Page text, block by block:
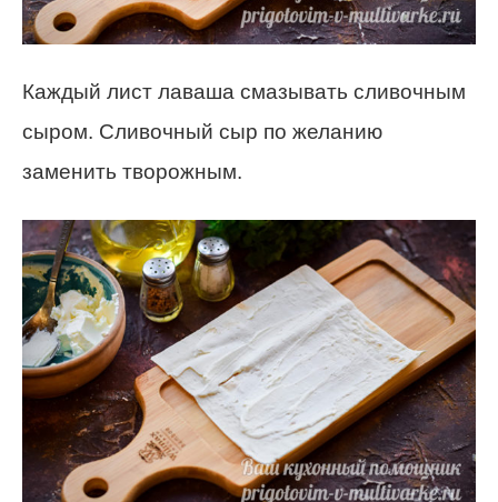
Каждый лист лаваша смазывать сливочным
сыром. Сливочный сыр по желанию
заменить творожным.